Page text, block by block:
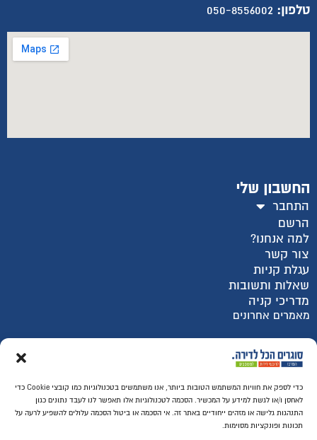
כדי לספק את חוויות המשתמש הטובות ביותר, אנו משתמשים בטכנולוגיות כמו קובצי Cookie כדי
לאחסן ו/או לגשת למידע על המכשיר. הסכמה לטכנולוגיות אלו תאפשר לנו לעבד נתונים כגון
התנהגות גלישה או מזהים ייחודיים באתר זה. אי הסכמה או ביטול הסכמה עלולים להשפיע לרעה על
תכונות ופונקציות מסוימות.
טלפון: 050-8556002
החשבון שלי
התחבר
הרשם
למה אנחנו?
צור קשר
עגלת קניות
שאלות ותשובות
מדריכי קניה
מאמרים אחרונים
רכישה מאובטחת SSL